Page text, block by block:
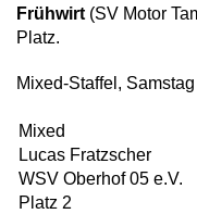
Frühwirt (SV Motor
Platz.
Mixed-Staffel, Samstag
Mixed
Lucas Fratzscher
WSV Oberhof 05 e.V.
Platz 2